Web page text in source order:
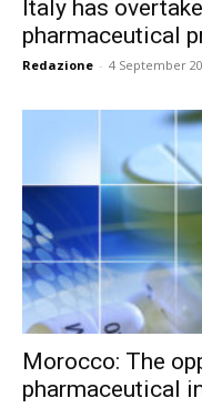
Italy has
pharmaceutical
Redazione - 4 September
Morocco: The
pharmaceutical